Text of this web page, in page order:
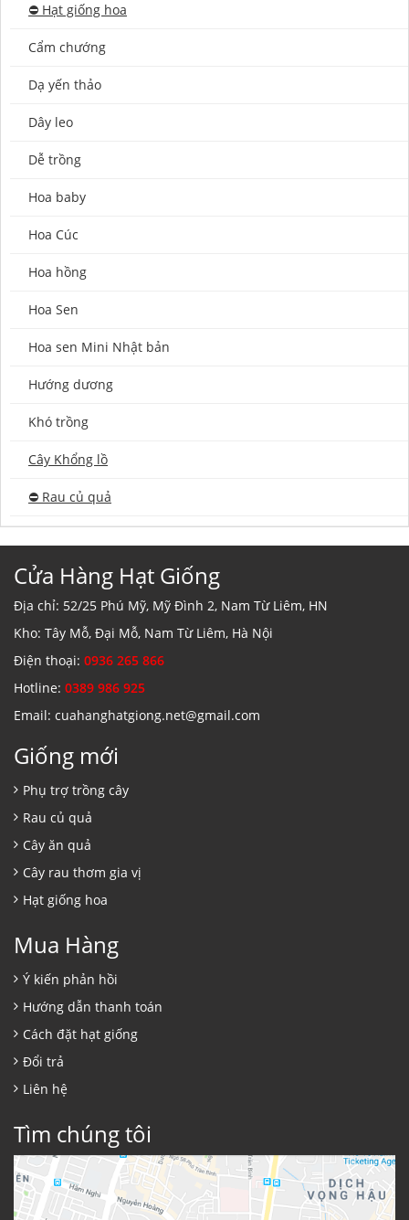
⛔️ Hạt giống hoa
Cẩm chướng
Dạ yến thảo
Dây leo
Dễ trồng
Hoa baby
Hoa Cúc
Hoa hồng
Hoa Sen
Hoa sen Mini Nhật bản
Hướng dương
Khó trồng
Cây Khổng lồ
⛔️ Rau củ quả
Cửa Hàng Hạt Giống
Địa chỉ: 52/25 Phú Mỹ, Mỹ Đình 2, Nam Từ Liêm, HN
Kho: Tây Mỗ, Đại Mỗ, Nam Từ Liêm, Hà Nội
Điện thoại: 0936 265 866
Hotline: 0389 986 925
Email: cuahanghatgiong.net@gmail.com
Giống mới
Phụ trợ trồng cây
Rau củ quả
Cây ăn quả
Cây rau thơm gia vị
Hạt giống hoa
Mua Hàng
Ý kiến phản hồi
Hướng dẫn thanh toán
Cách đặt hạt giống
Đổi trả
Liên hệ
Tìm chúng tôi